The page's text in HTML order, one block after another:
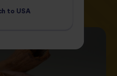
to USA